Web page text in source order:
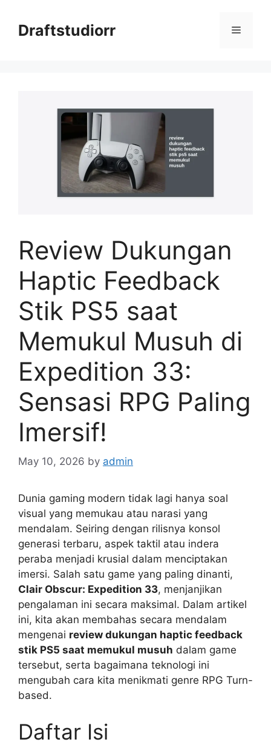
contentDraftstudiorr Menu
Review Dukungan
Haptic Feedback
Stik PS5 saat
Memukul Musuh di
Expedition 33:
Sensasi RPG Paling
Imersif!
May 10, 2026 by admin
Dunia gaming modern tidak lagi hanya soal
visual yang memukau atau narasi yang
mendalam. Seiring dengan rilisnya konsol
generasi terbaru, aspek taktil atau indera
peraba menjadi krusial dalam menciptakan
imersi. Salah satu game yang paling dinanti,
Clair Obscur: Expedition 33, menjanjikan
pengalaman ini secara maksimal. Dalam artikel
ini, kita akan membahas secara mendalam
mengenai review dukungan haptic feedback
stik PS5 saat memukul musuh dalam game
tersebut, serta bagaimana teknologi ini
mengubah cara kita menikmati genre RPG Turn-
based.
Daftar Isi